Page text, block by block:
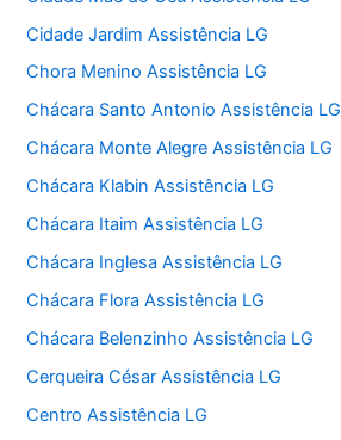
Cidade Jardim Assistência LG
Chora Menino Assistência LG
Chácara Santo Antonio Assistência LG
Chácara Monte Alegre Assistência LG
Chácara Klabin Assistência LG
Chácara Itaim Assistência LG
Chácara Inglesa Assistência LG
Chácara Flora Assistência LG
Chácara Belenzinho Assistência LG
Cerqueira César Assistência LG
Centro Assistência LG